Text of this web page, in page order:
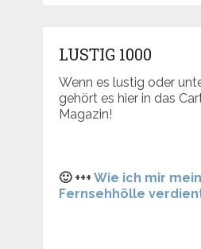
LUSTIG 1000
Wenn es lustig oder
gehört es hier in das
Magazin!
🙂 +++ Wie ich mir
Fernsehhölle